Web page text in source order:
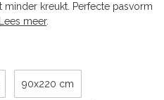
kreukt. Perfecte pasvorm
Lees meer.
90x220 cm